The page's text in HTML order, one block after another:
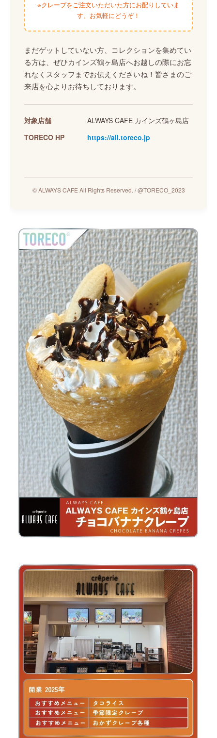
※クレープをご注文いただいた方にお配りしていま
す。お気軽にどうぞ！
まだゲットしていない方、コレクションを集めてい
る方は、ぜひカインズ鶴ヶ島店へお越しの際にお忘
れなくスタッフまでお伝えくださいね！皆さまのご
来店を心よりお待ちしております。
対象店舗
ALWAYS CAFE カインズ鶴ヶ島店
TORECO HP
https://all.toreco.jp
© ALWAYS CAFE All Rights Reserved. / @TORECO_2023